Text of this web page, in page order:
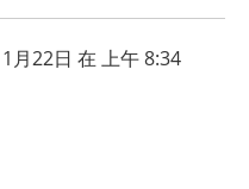
月22日 在 上午 8:34